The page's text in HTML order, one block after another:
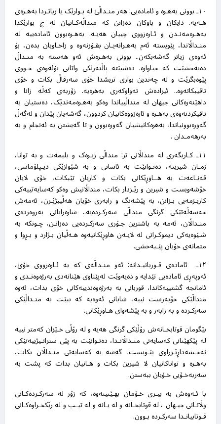
١٠ـ بوونی بەهـرە و ئامادەیی: هەر منـداڵێ لە بـوارێک یا زیاتـردا بەهـرەی
هـەیە. دایکان و باوکان دەزانن کە منداڵەکـانیان لە چ بوارێکدا
بەهـرەمەنـدن و ئـارەزووی چییان هەیـە. بەهـرەبوون ئامادەییە لە
منـداڵاندا، پێویستە ئەم بەهـرانەیـان بقـۆزنەوە و زاخـاویان بدەن، بۆ
ئەوەی زیاتر گەشەبکەن.. بوونی بەهـرەش ئەو هەستە بە منـداڵ
دەبەخشێت کە جیاوازە. دەشبێتە پاڵنەرێکی واتایی بۆئەوەی خـووی
پێوەبگرێت و لە چەندین بواری تریشدا خۆی سەرقاڵ بکات و خۆی
تاقیبکاتەوە.. ئیرادەش تەواوکەری بەهرەیە. زۆربەی کەڵە زانا و
داهێنەرەکانی جیهان لە منداڵییاندا وەکو بەهـرەمەندێک، دەستیان بە
تاقیکردنەوەی بەهـرە و ئارەزووەکانیان کردوون، گەشەیان پێدان و لەگەڵ
گەورەبوونیاندا، بەهرەکانیشیان گەورەبوون و تا گەیشتن بە ئەنجام و بە
بەرهەمـدان.
١١ـ کـاریگەری لە منداڵانی تر: منداڵی زیـرەک و بلیمەت و بە توانا،
زمـان شیرینە، دەتـوانێت بە ئاسانی و بە شێوازێکی دیـپلۆماسی،
قەنـاعەت بە هــاوڕێکانی بکات و کاریان تێبکات، خۆی لایان
خۆشەویست و شیرین و رێـزدار بکات، منداڵانیش وەکو کەسایەتییەکی
کاریـزمەیی بـزانن، بە پێشەنگ و رابەری خۆیان هەڵیبژێـرن، ئەمەش
خەسەڵەتێکی گرنگی منداڵی سەرکـردەیە.. شارەزایانی پەروەردەی
منـداڵان، ئەمە بە باشترین جـۆری سەرکـردەیی دەزانـن، چـونکە بە
شـێوەیەکی دیموکـراتی لە لایـەن هاوڕێکانیەوە هـەڵیان بـژارد و بـڕوا و
متمانەی خۆیان پێـبەخشی.
١٢ـ ئامادەی قـوربانیـدانە: ئەو منـداڵەی کە بە ئـارەزووی خۆئ،
ئەوپەڕی ئامادەیی تێدایە و دەیەوێت لەپێناوی هێنانەدی بەرژەوەنـدی و
ئامانجە گشتییەکاندا، قوربانی بە بەرژەوەندییەکانی خۆی بدات، ئەوە
منداڵێکی خۆپەرست نییە، شایانی ئەوەیە کە ببێت بە منـداڵێکی
سەرکـردە و بە رابەر و بە پێشەوای هـاوڕێکانی.
بێگومان قوتابخـانەش رۆڵێکی گرنگی هەیە و لە رۆڵی خـێزان کەمتر نییە
لە پێکهێنانی کەسایەتی منـداڵانـدا، دەتـوانێت بە پێی ستراتـیژییەتێکی
نەخـشەداڕێـژراوی پێـویست، گەشە بە کەسایەتی منـداڵان بکات،
بەهـرە و تواناکانیان لا شیرین بکات و هـانیان بدات کە پشت بە
سەربەخـۆیی خـۆیان ببەستن.
با ئـەوەش بە بیـری خـۆمان بهـێنینەوە، کە زۆر لە سەرکـردەکـانی
وڵاتـانی جیـهان ، لە قوتابخـانە و لە یـانە و لە تیـپ و لە رێکخـراوەکـانی
قـوتابیانـدا سەرکـردە بـوون.